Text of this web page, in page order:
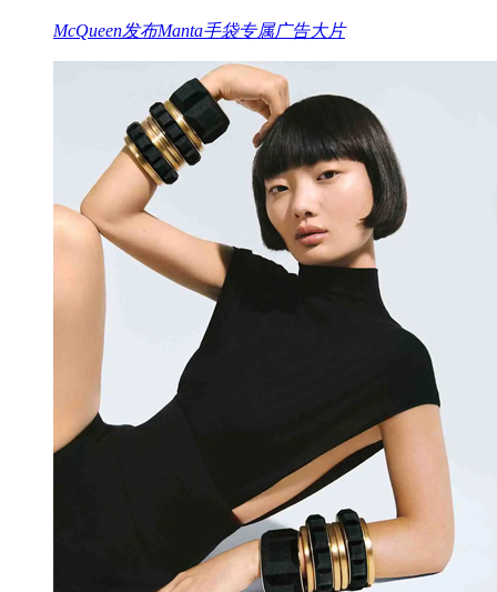
McQueen发布Manta手袋专属广告大片